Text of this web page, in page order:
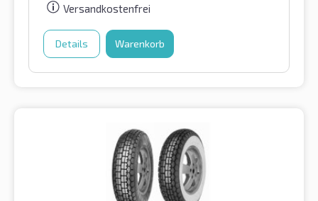
Versandkostenfrei
Details Warenkorb